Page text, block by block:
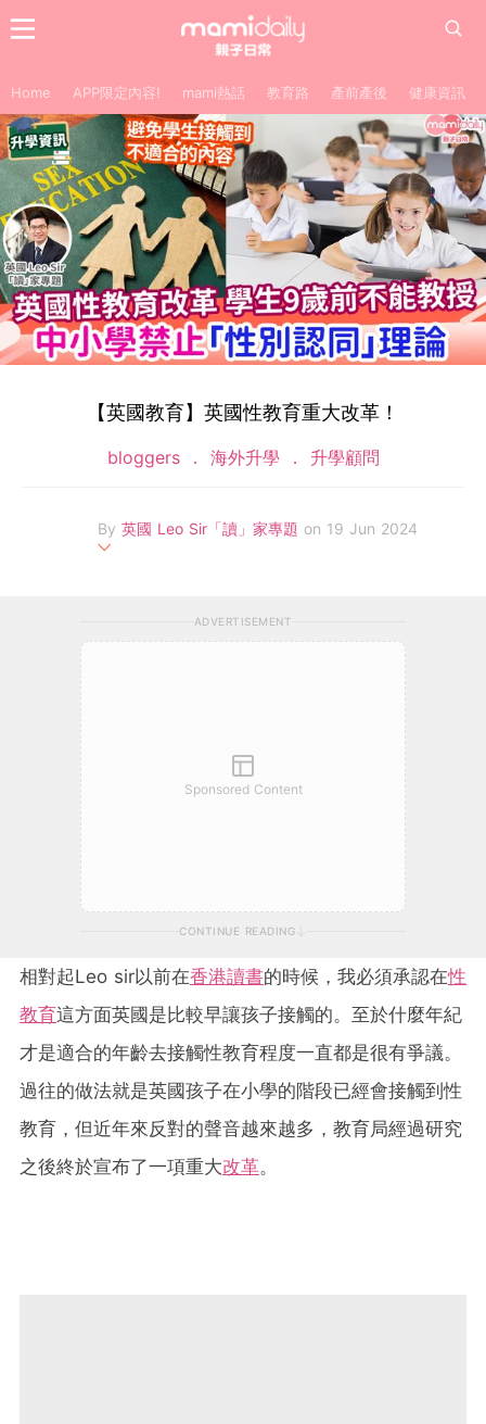
Home APP限定內容! mami熱話 教育路 產前產後 健康資訊
【英國教育】英國性教育重大改革！
bloggers 海外升學 升學顧問
By 英國 Leo Sir「讀」家專題 on 19 Jun 2024
10年英國教學經驗，曾在在英國倫敦著名私立學校任教。在2017
年，Leo Sir成為首位入選華人老師參與拍攝英國政府教育部宣傳
片，在英國不同電視頻道的廣告時段播放，被譽為英國華人圈內的
英國中小學教育專家。現為英國Leo Tuition創辦人，Leo Sir掌握
最新及全面的英國升學資訊，擅長分享各類型升學貼士，由英國中
小學的選校心得，個別科目的難處及秘訣，到牛津劍橋兩大名校的
面試奧秘等。
ADVERTISEMENT
Sponsored Content
CONTINUE READING
相對起Leo sir以前在香港讀書的時候，我必須承認在性
教育這方面英國是比較早讓孩子接觸的。至於什麼年紀
才是適合的年齡去接觸性教育程度一直都是很有爭議。
過往的做法就是英國孩子在小學的階段已經會接觸到性
教育，但近年來反對的聲音越來越多，教育局經過研究
之後終於宣布了一項重大改革。